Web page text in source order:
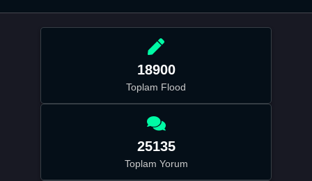
18900
Toplam Flood
25135
Toplam Yorum